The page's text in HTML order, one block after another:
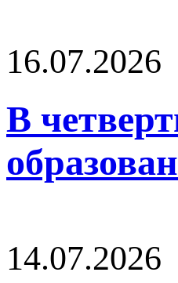
16.07.2026
В
14.07.2026